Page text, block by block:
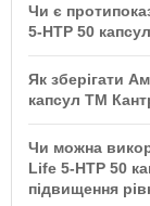
депресії та
за вказівкою
Чи є
5-HTP 50
компонентів, а
Як зберігати
капсул ТМ
сухому місці,
пошкоджена.
Чи можна
Life 5-HTP 50
підвищення